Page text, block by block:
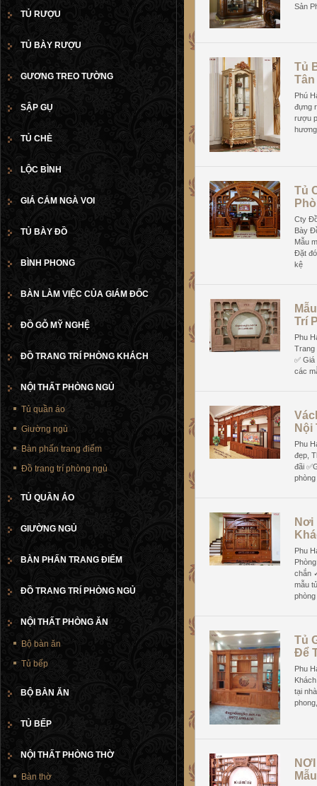
Sản
Tủ
Phú
đựng
rượu
Tủ
Cty
Bày
Mẫu
Đặt
kệ
Trí
Phu
Trang
✅
các
Nội
Phu
đẹp,
đãi
Nơi
Phu
chắn
mẫu
Tủ
Để
Phu
tại
TỦ RƯỢU
TỦ BÀY RƯỢU
GƯƠNG TREO TƯỜNG
SẬP GỤ
TỦ CHÈ
LỘC BÌNH
GIÁ CẮM NGÀ VOI
TỦ BÀY ĐỒ
BÌNH PHONG
BÀN LÀM VIỆC CỦA GIÁM ĐỐC
ĐỒ GỖ MỸ NGHỆ
ĐỒ TRANG TRÍ PHÒNG KHÁCH
NỘI THẤT PHÒNG NGỦ
Tủ quần áo
Giường ngủ
Bàn phấn trang điểm
Đồ trang trí phòng ngủ
TỦ QUẦN ÁO
GIƯỜNG NGỦ
BÀN PHẤN TRANG ĐIỂM
ĐỒ TRANG TRÍ PHÒNG NGỦ
NỘI THẤT PHÒNG ĂN
Bộ bàn ăn
Tủ bếp
BỘ BÀN ĂN
TỦ BẾP
NỘI THẤT PHÒNG THỜ
Bàn thờ